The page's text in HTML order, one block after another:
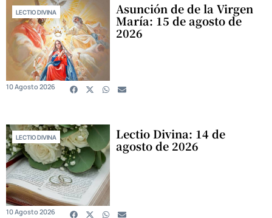
LECTIO DIVINA Asunción de de la Virgen
María: 15 de agosto de
2026
10 Agosto 2026
LECTIO DIVINA Lectio Divina: 14 de
agosto de 2026
10 Agosto 2026